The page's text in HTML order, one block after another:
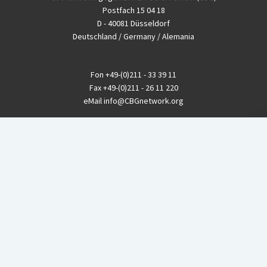
Postfach 15 04 18
D - 40081 Düsseldorf
Deutschland / Germany / Alemania
Fon +49-(0)211 - 33 39 11
Fax+49-(0)211 - 26 11 220
eMailinfo@CBGnetwork.org